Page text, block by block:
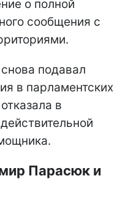
о полной
сообщения с
подавал
в парламентских
в
Парасюк и